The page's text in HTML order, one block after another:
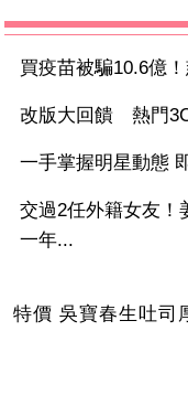
買疫苗被騙10.6億
改版大回饋 熱門
一手掌握明星動態
交過2任外籍女友
一年...
特價 吳寶春生吐司